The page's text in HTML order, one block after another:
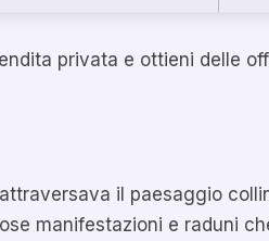
privata e ottieni delle
il paesaggio
manifestazioni e raduni